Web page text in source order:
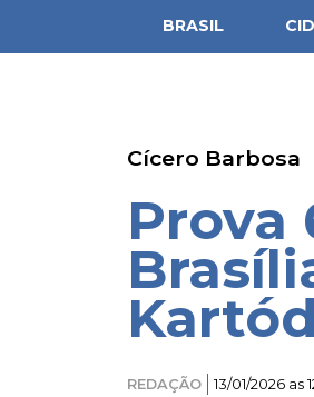
BRASIL
Cícero Barbosa
Prova
REDAÇÃO 13/01/2026 as